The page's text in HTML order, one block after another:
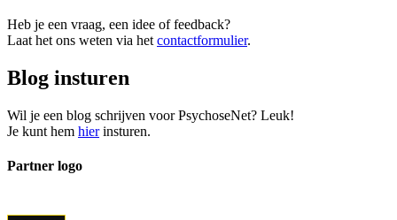
Heb je een vraag, een idee of feedback?
Laat het ons weten via het contactformulier.
Blog insturen
Wil je een blog schrijven voor PsychoseNet? Leuk!
Je kunt hem hierinsturen.
Partner logo